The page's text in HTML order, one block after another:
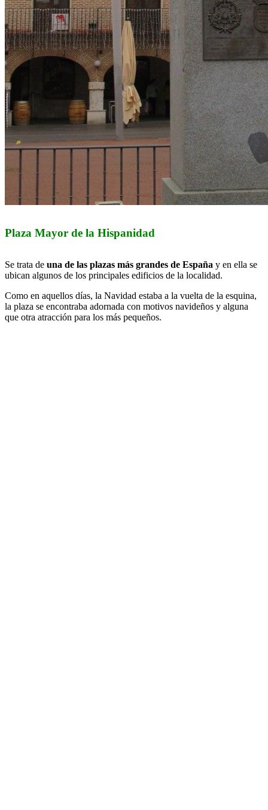
Plaza Mayor de la Hispanidad
Se trata de una de las plazas más grandes de España y en ella se
ubican algunos de los principales edificios de la localidad.
Como en aquellos días, la Navidad estaba a la vuelta de la esquina,
la plaza se encontraba adornada con motivos navideños y alguna
que otra atracción para los más pequeños.